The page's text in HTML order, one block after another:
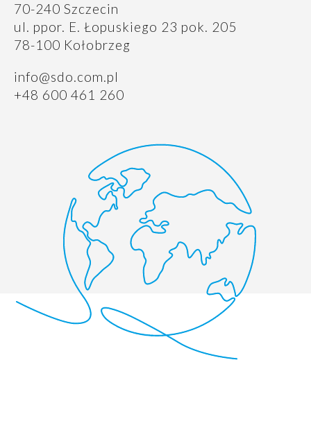
70-240 Szczecin
ul. ppor. E. Łopuskiego 23 pok. 205
78-100 Kołobrzeg
info@sdo.com.pl
+48 600 461 260